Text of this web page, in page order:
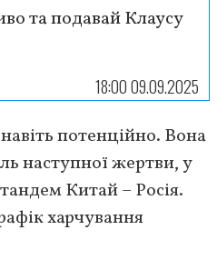
та подавай Клаусу
18:00 09.09.2025
потенційно. Вона
наступної жертви, у
Китай – Росія.
харчування